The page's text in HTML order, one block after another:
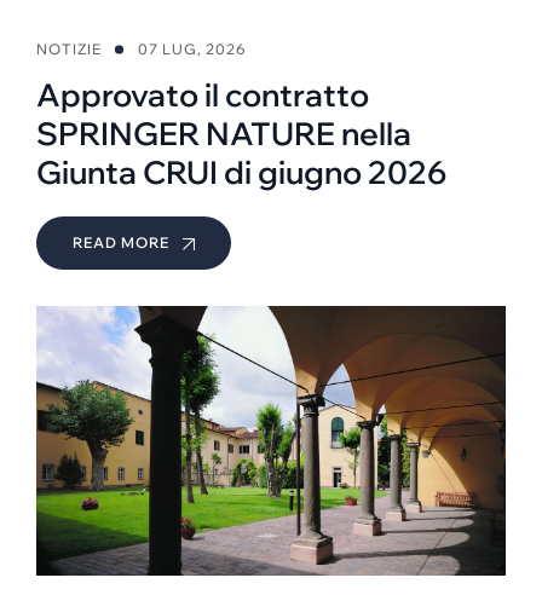
NOTIZIE 07 LUG, 2026
Approvato il contratto
SPRINGER NATURE nella
Giunta CRUI di giugno 2026
READ MORE